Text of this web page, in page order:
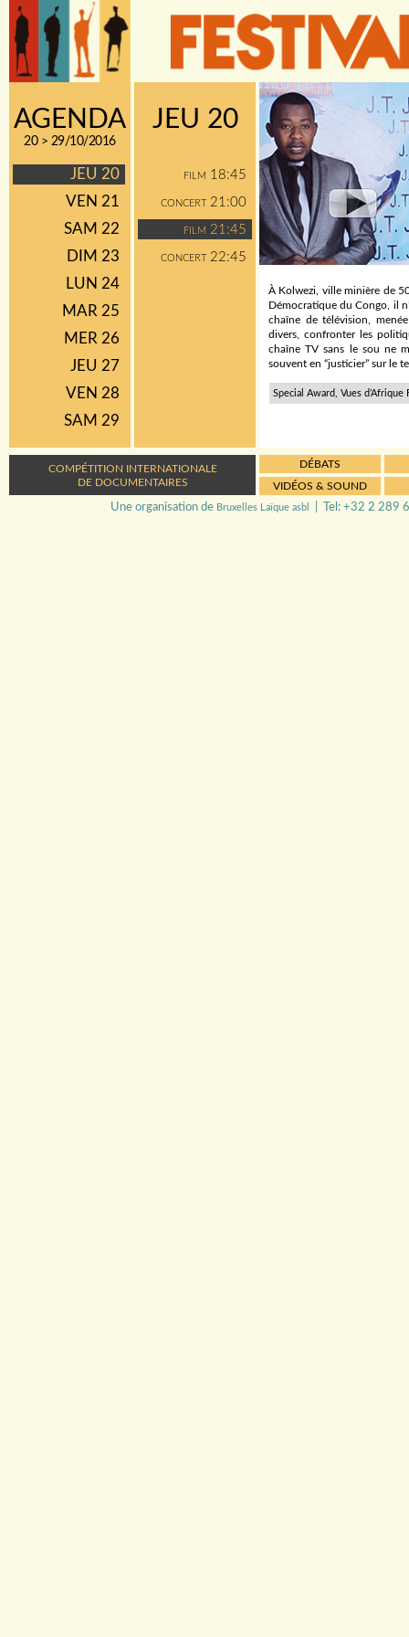
AGENDA
20 > 29/10/2016
JEU 20
VEN 21
SAM 22
DIM 23
LUN 24
MAR 25
MER 26
JEU 27
VEN 28
SAM 29
JEU 20
FILM 18:45
CONCERT 21:00
FILM 21:45
CONCERT 22:45
À Kolwezi, ville minière de
Démocratique du Congo, il
chaîne de télévision,
divers, confronter les
chaîne TV sans le sou ne
souvent en “justicier” sur le
Special Award, Vues
COMPÉTITION INTERNATIONALE
DE DOCUMENTAIRES
DÉBATS
VIDÉOS & SOUND
Une organisation de Bruxelles Laïque asbl | Tel: +32 2 289